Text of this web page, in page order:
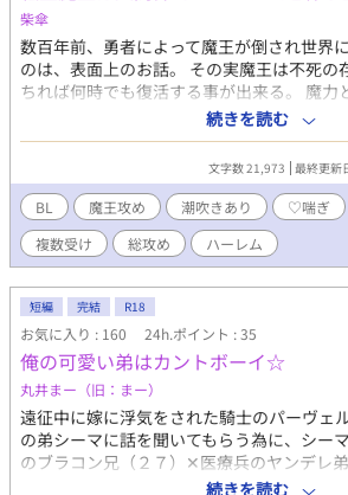
柴傘
数百年前、勇者によって魔王が倒され世
のは、表面上のお話。 その実魔王は不死の
ちれば何時でも復活する事が出来る。 魔力
である。魔王だけは他者から魔力を吸い上
でも最も効率がいいのは性交……そう、セ
爵家の次男に生まれたヨハネスには、前世
この国の御伽噺などで語り継がれる魔王そ
スは決意する。今世こそ、勇者に邪魔され
えると。 ヨハネスの野望は自分好みの男を
為だけの♂ハーレムを作り上げることだった
るし、魔力も十分回収できる。私の♂ハー
ねた最高の楽園だ」 公爵家の次男に転生
コン兄、マゾ執事、ツンデレ俺様令息、堅
士、？？？ R18描写のある話にはタイトル
カ、潮吹き、スパンキング要素を含みます
で特に設定に深い意味はありません。前提
続きを読む
文字数 21,973 最終更新
BL 魔王攻め 潮吹きあり ♡喘ぎ
複数受け
総攻め ハーレム
短編 完結 R18
お気に入り : 160 24h.ポイント : 35
俺の可愛い弟はカントボーイ☆
丸井まー（旧：まー）
遠征中に嫁に浮気をされた騎士のパーヴェ
の弟シーマに話を聞いてもらう為に、シー
のブラコン兄（２７）✕医療兵のヤンデレ
カントボーイです！ちんこはないです！血
続きを読む